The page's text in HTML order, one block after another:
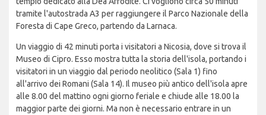
tramite l'autostrada A3 per raggiungere il Parco Nazionale della
Foresta di Cape Greco, partendo da Larnaca.
Un viaggio di 42 minuti porta i visitatori a Nicosia, dove si trova il
Museo di Cipro. Esso mostra tutta la storia dell'isola, portando i
visitatori in un viaggio dal periodo neolitico (Sala 1) fino
all'arrivo dei Romani (Sala 14). Il museo più antico dell'isola apre
alle 8.00 del mattino ogni giorno feriale e chiude alle 18.00 la
maggior parte dei giorni. Ma non è necessario entrare in un